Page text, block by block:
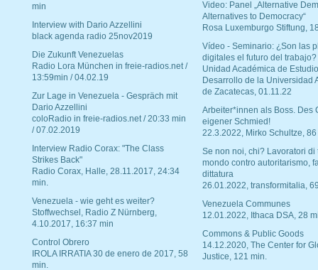
min
Interview with Dario Azzellini
black agenda radio 25nov2019
Die Zukunft Venezuelas
Radio Lora München in freie-radios.net /
13:59min / 04.02.19
Zur Lage in Venezuela - Gespräch mit
Dario Azzellini
coloRadio in freie-radios.net / 20:33 min
/ 07.02.2019
Interview Radio Corax: "The Class
Strikes Back"
Radio Corax, Halle, 28.11.2017, 24:34
min.
Venezuela - wie geht es weiter?
Stoffwechsel, Radio Z Nürnberg,
4.10.2017, 16:37 min
Control Obrero
IROLA IRRATIA 30 de enero de 2017, 58
min.
Video: Panel „Alternative
Alternatives to Democracy“
Rosa Luxemburgo Stiftung,
Vídeo - Seminario: ¿Son las
digitales el futuro del trabajo?
Unidad Académica de
Desarrollo de la Universidad
de Zacatecas, 01.11.22
Arbeiter*innen als Boss. Des
eigener Schmied!
22.3.2022, Mirko Schultze, 86
Se non noi, chi? Lavoratori di
mondo contro autoritarismo,
dittatura
26.01.2022, transformitalia,
Venezuela Communes
12.01.2022, Ithaca DSA, 28
Commons & Public Goods
14.12.2020, The Center for
Justice, 121 min.